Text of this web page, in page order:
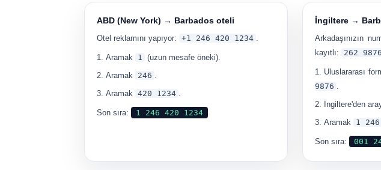
ABD (New York) → Barbados oteli
Otel reklamını yapıyor: +1 246 420 1234 .
Aramak 1 (uzun mesafe öneki).
Aramak 246 .
Aramak 420 1234 .
Son sıra: 1 246 420 1234
İngiltere →
Arkadaşınızın
kayıtlı:
262 9876
Uluslararası
9876 .
İngiltere'den
Aramak 1
Son sıra: 001